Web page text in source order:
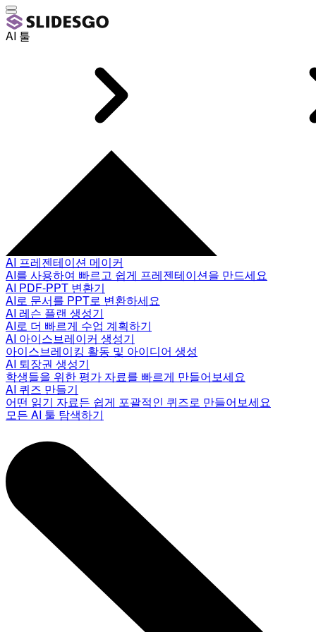
AI 툴
AI 프레젠테이션 메이커
AI를 사용하여 빠르고 쉽게 프레젠테이션을 만드세요
AI PDF-PPT 변환기
AI로 문서를 PPT로 변환하세요
AI 레슨 플랜 생성기
AI로 더 빠르게 수업 계획하기
AI 아이스브레이커 생성기
아이스브레이킹 활동 및 아이디어 생성
AI 퇴장권 생성기
학생들을 위한 평가 자료를 빠르게 만들어보세요
AI 퀴즈 만들기
어떤 읽기 자료든 쉽게 포괄적인 퀴즈로 만들어보세요
모든 AI 툴 탐색하기